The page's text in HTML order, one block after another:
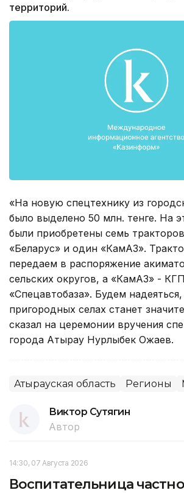
территорий.
«На новую спецтехнику из
было выделено 50 млн. тенге. На
были приобретены семь
«Беларус» и один «КамАЗ».
передаем в распоряжение
сельских округов, а «КамАЗ» - КГП
«Спецавтобаза». Будем
пригородных селах станет
сказал на церемонии вручения
города Атырау Нурлыбек Ожаев.
Атырауская область Регионы
Виктор Сутягин
Автор
14:30, 07 Августа 2026
Воспитательница